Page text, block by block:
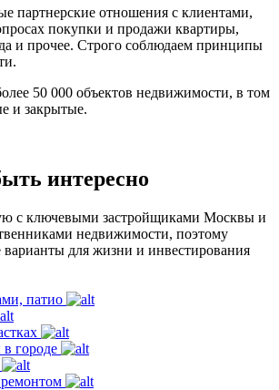
партнерские отношения с клиентами,
покупки и продажи квартиры,
и прочее. Строго соблюдаем принципы
50 000 объектов недвижимости, в том
и закрытые.
интересно
с ключевыми застройщиками Москвы и
недвижимости, поэтому
для жизни и инвестирования
патио
городе